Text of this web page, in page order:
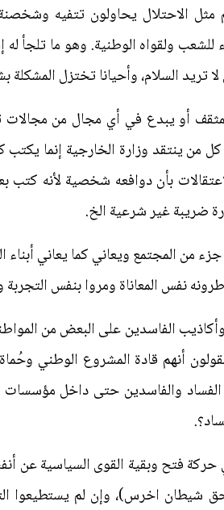
مثل الاحتلال يحاولون تتفيه
للشعب ولقواه الوطنية. وهو ما تلجأ
لا تريد السلام، وأحيانا تختزل
أو يبدع في أي مجال من
كل من ينتقد وزارة الخارجية إنما
بأن دوافعه شخصية لأنه كتب
ضريبة غير شرعية الخ.
من المجتمع ويعاني كما يعاني
نفس المعاناة ومروا بنفس
الفاسدين على البعض من
أنهم قادة المشروع الوطني
والفاسدين حتى داخل مؤسسات
فتح وبقية القوى السياسية عن
شيطان اخرس)، وإن لم يستطيعوا